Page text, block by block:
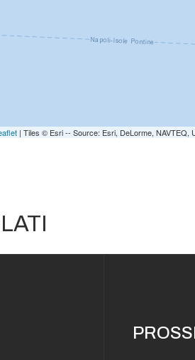
| Tiles © Esri -- Source: Esri, DeLorme, NAVTEQ,